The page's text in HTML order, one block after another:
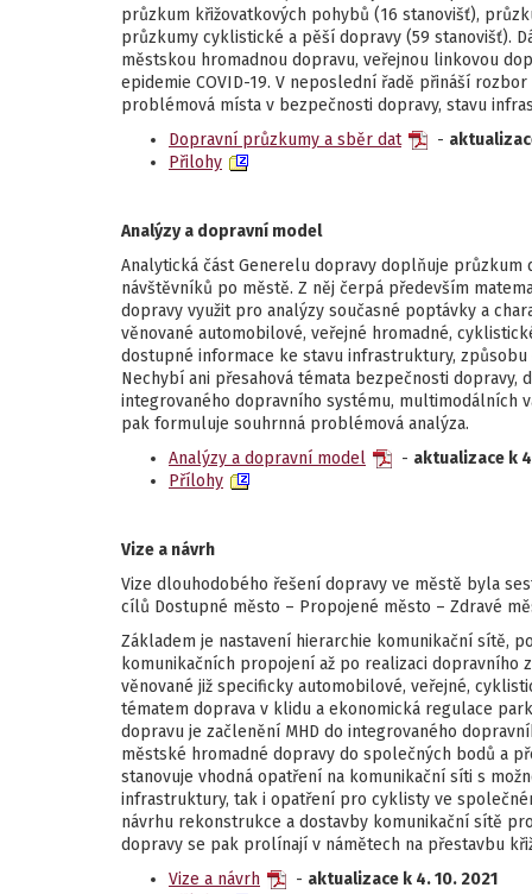
průzkum křižovatkových pohybů (16 stanovišť),
průzkumy cyklistické a pěší dopravy (59 stanovišť).
městskou hromadnou dopravu, veřejnou linkovou
epidemie COVID-19. V neposlední řadě přináší
problémová místa v bezpečnosti dopravy, stavu
Dopravní průzkumy a sběr dat
-
Přilohy
Analýzy a dopravní model
Analytická část Generelu dopravy doplňuje
návštěvníků po městě. Z něj čerpá především
dopravy využit pro analýzy současné poptávky a
věnované automobilové, veřejné hromadné,
dostupné informace ke stavu infrastruktury,
Nechybí ani přesahová témata bezpečnosti
integrovaného dopravního systému, multimodálních
pak formuluje souhrnná problémová analýza.
Analýzy a dopravní model
- aktualizace k
Přílohy
Vize a návrh
Vize dlouhodobého řešení dopravy ve městě byla
cílů Dostupné město – Propojené město – Zdravé
Základem je nastavení hierarchie komunikační sítě,
komunikačních propojení až po realizaci
věnované již specificky automobilové, veřejné,
tématem doprava v klidu a ekonomická regulace
dopravu je začlenění MHD do integrovaného
městské hromadné dopravy do společných bodů a
stanovuje vhodná opatření na komunikační síti s
infrastruktury, tak i opatření pro cyklisty ve
návrhu rekonstrukce a dostavby komunikační sítě
dopravy se pak prolínají v námětech na přestavbu
Vize a návrh
- aktualizace k 4. 10. 2021